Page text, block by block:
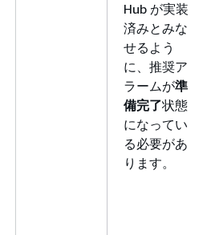
Hub が実装
済みとみな
せるよう
に、推奨ア
ラームが準
備完了状態
になってい
る必要があ
ります。